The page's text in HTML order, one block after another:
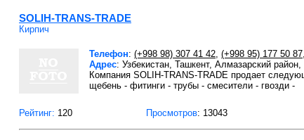
SOLIH-TRANS-TRADE
Кирпич
Телефон: (+998 98) 307 41 42, (+998 95) 177 50 87,
Адрес: Узбекистан, Ташкент, Алмазарский
Компания SOLIH-TRANS-TRADE продает
щебень - фитинги - трубы - смесители - гвозди -
Рейтинг: 120 Просмотров: 13043